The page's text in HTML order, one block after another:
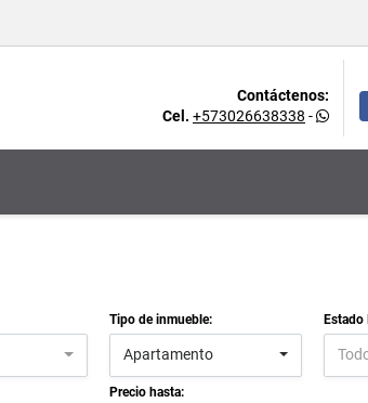
Contáctenos:
Cel. +573026638338 -
Tipo de inmueble:
Apartamento
Estado
Precio hasta: